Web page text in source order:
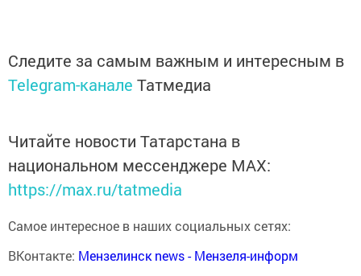
Следите за самым важным и интересным в
Telegram-канале Татмедиа
Читайте новости Татарстана в
национальном мессенджере MАХ:
https://max.ru/tatmedia
Самое интересное в наших социальных сетях:
ВКонтакте: Мензелинск news - Мензеля-информ